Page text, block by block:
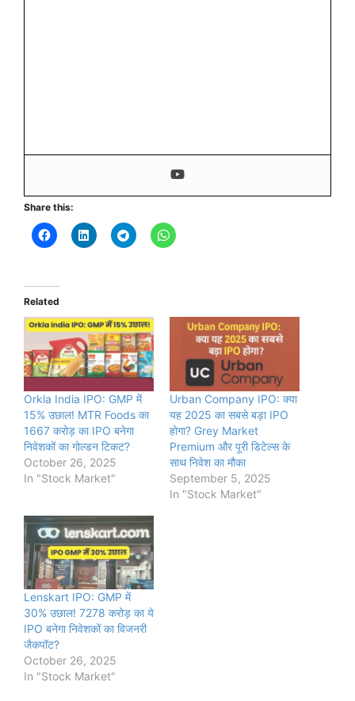
Share this:
Related
Orkla India IPO: GMP में
15% उछाल! MTR Foods का
1667 करोड़ का IPO बनेगा
निवेशकों का गोल्डन टिकट?
October 26, 2025
In "Stock Market"
Urban Company IPO: क्या
यह 2025 का सबसे बड़ा IPO
होगा? Grey Market
Premium और पूरी डिटेल्स के
साथ निवेश का मौका
September 5, 2025
In "Stock Market"
Lenskart IPO: GMP में
30% उछाल! 7278 करोड़ का ये
IPO बनेगा निवेशकों का विजनरी
जैकपॉट?
October 26, 2025
In "Stock Market"